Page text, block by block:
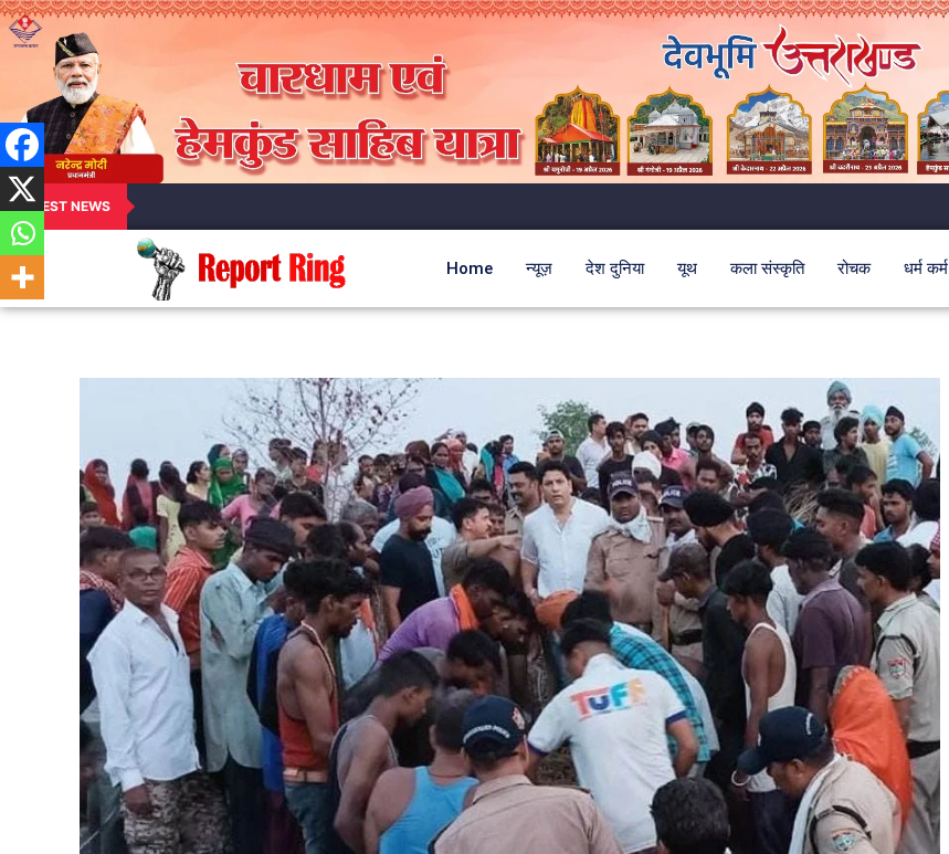
LATEST NEWS
Home न्यूज़ देश दुनिया यूथ कला संस्कृति रोचक धर्म कर्म